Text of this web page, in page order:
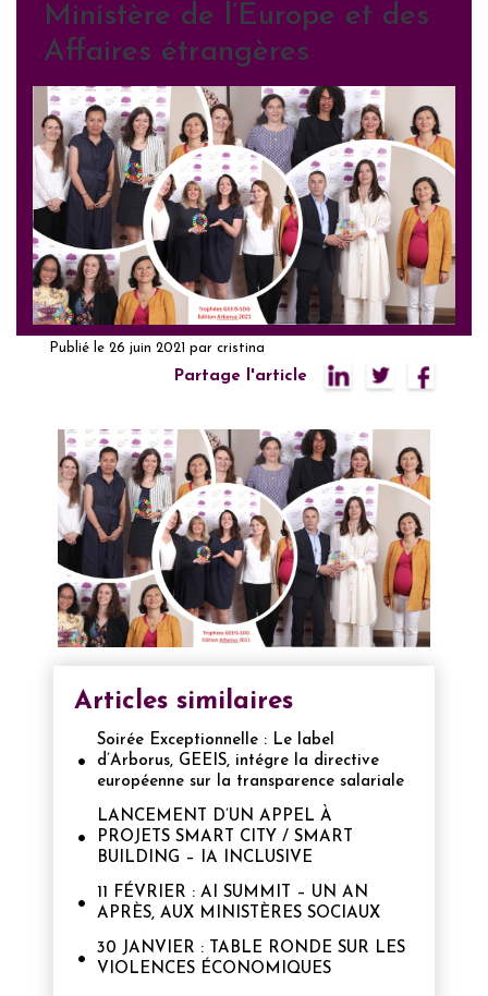
Ministère de l’Europe et des
Affaires étrangères
Publié le 26 juin 2021 par cristina
Partage l'article
Articles similaires
Soirée Exceptionnelle : Le label
d’Arborus, GEEIS, intégre la directive
européenne sur la transparence salariale
LANCEMENT D’UN APPEL À
PROJETS SMART CITY / SMART
BUILDING – IA INCLUSIVE
11 FÉVRIER : AI SUMMIT – UN AN
APRÈS, AUX MINISTÈRES SOCIAUX
30 JANVIER : TABLE RONDE SUR LES
VIOLENCES ÉCONOMIQUES